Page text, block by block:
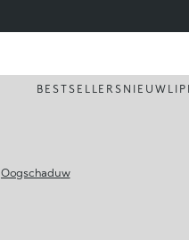
BESTSELLERS NIEUW
Oogschaduw